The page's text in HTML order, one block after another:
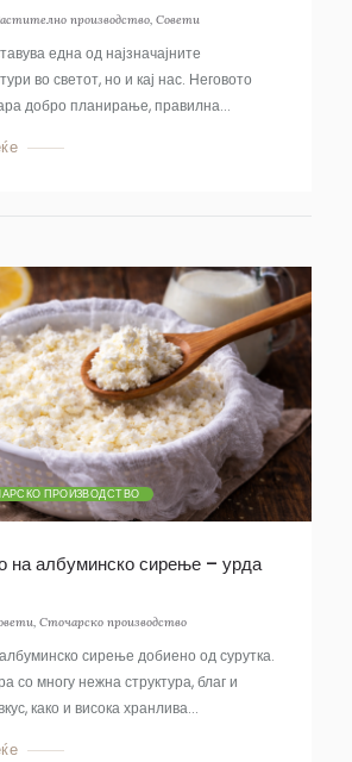
производство, Совети
една од најзначајните
во светот, но и кај нас. Неговото
добро планирање, правилна...
ПРОИЗВОДСТВО
на албуминско сирење – урда
, Сточарско производство
сирење добиено од сурутка.
со многу нежна структура, благ и
како и висока хранлива...